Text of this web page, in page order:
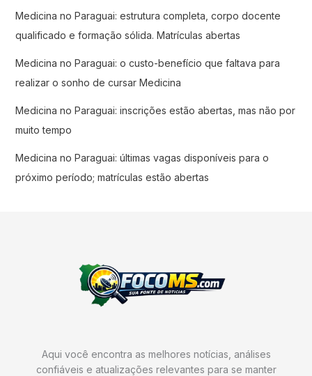
Medicina no Paraguai: estrutura completa, corpo docente
qualificado e formação sólida. Matrículas abertas
Medicina no Paraguai: o custo-benefício que faltava para
realizar o sonho de cursar Medicina
Medicina no Paraguai: inscrições estão abertas, mas não por
muito tempo
Medicina no Paraguai: últimas vagas disponíveis para o
próximo período; matrículas estão abertas
Aqui você encontra as melhores notícias, análises
confiáveis e atualizações relevantes para se manter